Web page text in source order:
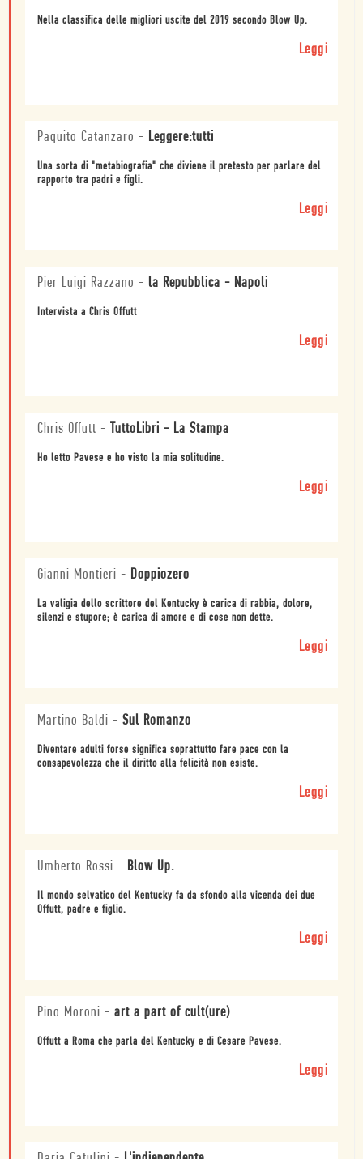
Nella classifica delle migliori uscite del 2019 secondo Blow Up.
Leggi
Paquito Catanzaro - Leggere:tutti
Una sorta di "metabiografia" che diviene il pretesto per parlare del
rapporto tra padri e figli.
Leggi
Pier Luigi Razzano - la Repubblica - Napoli
Intervista a Chris Offutt
Leggi
Chris Offutt - TuttoLibri - La Stampa
Ho letto Pavese e ho visto la mia solitudine.
Leggi
Gianni Montieri - Doppiozero
La valigia dello scrittore del Kentucky è carica di rabbia, dolore,
silenzi e stupore; è carica di amore e di cose non dette.
Leggi
Martino Baldi - Sul Romanzo
Diventare adulti forse significa soprattutto fare pace con la
consapevolezza che il diritto alla felicità non esiste.
Leggi
Umberto Rossi - Blow Up.
Il mondo selvatico del Kentucky fa da sfondo alla vicenda dei due
Offutt, padre e figlio.
Leggi
Pino Moroni - art a part of cult(ure)
Offutt a Roma che parla del Kentucky e di Cesare Pavese.
Leggi